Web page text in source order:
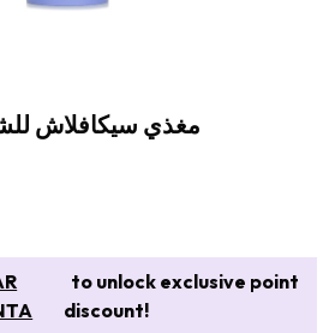
مغذي سيكافلاش
to unlock exclusive point
discount!